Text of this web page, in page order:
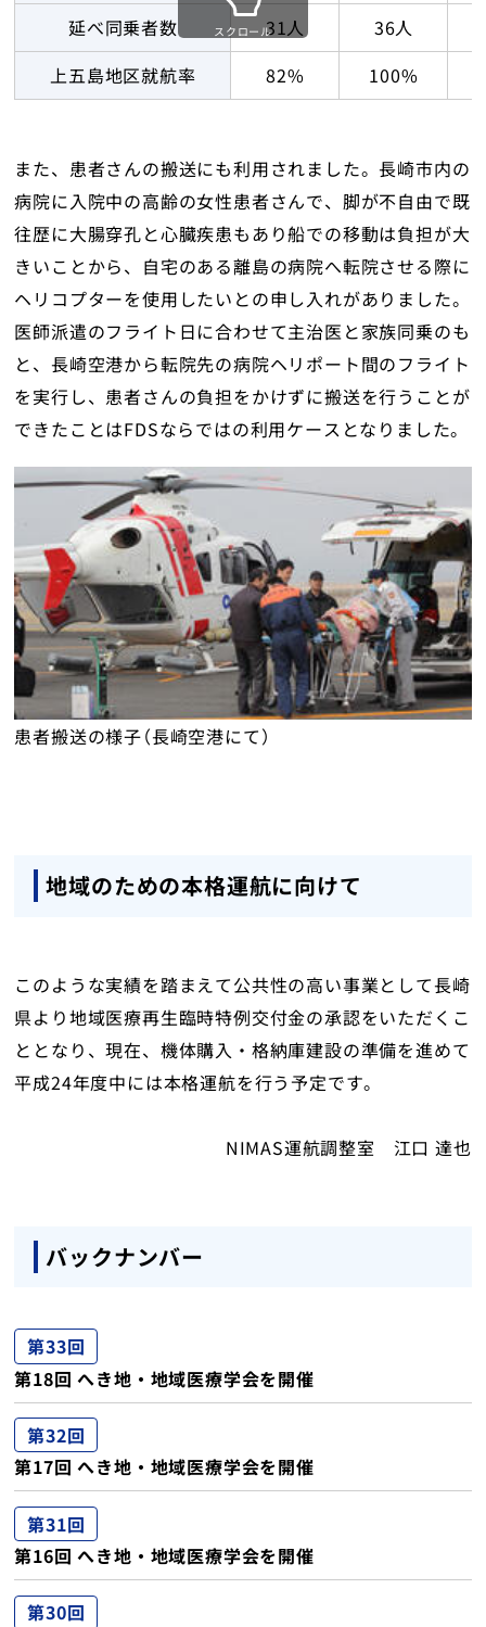
延べ同乗者数 31人
36人
上五島地区就航率
82% 100%
スクロール
また、患者さんの搬送にも利用されました。長崎市内の
病院に入院中の高齢の女性患者さんで、脚が不自由で既
往歴に大腸穿孔と心臓疾患もあり船での移動は負担が大
きいことから、自宅のある離島の病院へ転院させる際に
ヘリコプターを使用したいとの申し入れがありました。
医師派遣のフライト日に合わせて主治医と家族同乗のも
と、長崎空港から転院先の病院ヘリポート間のフライト
を実行し、患者さんの負担をかけずに搬送を行うことが
できたことはFDSならではの利用ケースとなりました。
患者搬送の様子（長崎空港にて）
地域のための本格運航に向けて
このような実績を踏まえて公共性の高い事業として長崎
県より地域医療再生臨時特例交付金の承認をいただくこ
ととなり、現在、機体購入・格納庫建設の準備を進めて
平成24年度中には本格運航を行う予定です。
NIMAS運航調整室 江口 達也
バックナンバー
第33回
第18回 へき地・地域医療学会を開催
第32回
第17回 へき地・地域医療学会を開催
第31回
第16回 へき地・地域医療学会を開催
第30回